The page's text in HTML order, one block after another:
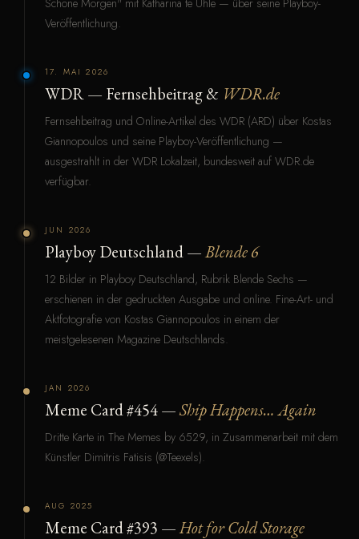
Schöne Morgen" mit Katharina te Uhle — über seine Playboy-
Veröffentlichung.
17. MAI 2026
WDR — Fernsehbeitrag & WDR.de
Fernsehbeitrag und Online-Artikel des WDR (ARD) über Kostas
Giannopoulos und seine Playboy-Veröffentlichung —
ausgestrahlt in der WDR Lokalzeit, bundesweit auf WDR.de
verfügbar.
JUN 2026
Playboy Deutschland —Blende 6
12 Bilder in Playboy Deutschland, Rubrik Blende Sechs —
erschienen in der gedruckten Ausgabe und online. Fine-Art- und
Aktfotografie von Kostas Giannopoulos in einem der
meistgelesenen Magazine Deutschlands.
JAN 2026
Meme Card #454 —Ship Happens… Again
Dritte Karte in The Memes by 6529, in Zusammenarbeit mit dem
Künstler Dimitris Fatisis (@Teexels).
AUG 2025
Meme Card #393 —Hot for Cold Storage